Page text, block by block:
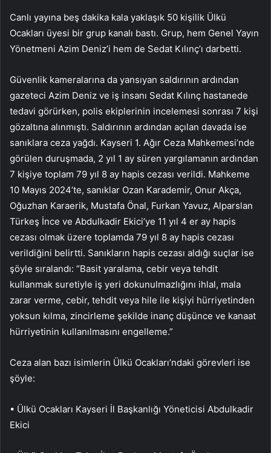
Canlı yayına beş dakika kala yaklaşık 50 kişilik Ülkü
Ocakları üyesi bir grup kanalı bastı. Grup, hem Genel Yayın
Yönetmeni Azim Deniz’i hem de Sedat Kılınç’ı darbetti.
Güvenlik kameralarına da yansıyan saldırının ardından
gazeteci Azim Deniz ve iş insanı Sedat Kılınç hastanede
tedavi görürken, polis ekiplerinin incelemesi sonrası 7 kişi
gözaltına alınmıştı. Saldırının ardından açılan davada ise
sanıklara ceza yağdı. Kayseri 1. Ağır Ceza Mahkemesi’nde
görülen duruşmada, 2 yıl 1 ay süren yargılamanın ardından
7 kişiye toplam 79 yıl 8 ay hapis cezası verildi. Mahkeme
10 Mayıs 2024’te, sanıklar Ozan Karademir, Onur Akça,
Oğuzhan Karaerik, Mustafa Önal, Furkan Yavuz, Alparslan
Türkeş İnce ve Abdulkadir Ekici’ye 11 yıl 4 er ay hapis
cezası olmak üzere toplamda 79 yıl 8 ay hapis cezası
verildiğini belirtti. Sanıkların hapis cezası aldığı suçlar ise
şöyle sıralandı: “Basit yaralama, cebir veya tehdit
kullanmak suretiyle iş yeri dokunulmazlığını ihlal, mala
zarar verme, cebir, tehdit veya hile ile kişiyi hürriyetinden
yoksun kılma, zincirleme şekilde inanç düşünce ve kanaat
hürriyetinin kullanılmasını engelleme.”
Ceza alan bazı isimlerin Ülkü Ocakları’ndaki görevleri ise
şöyle:
• Ülkü Ocakları Kayseri İl Başkanlığı Yöneticisi Abdulkadir
Ekici